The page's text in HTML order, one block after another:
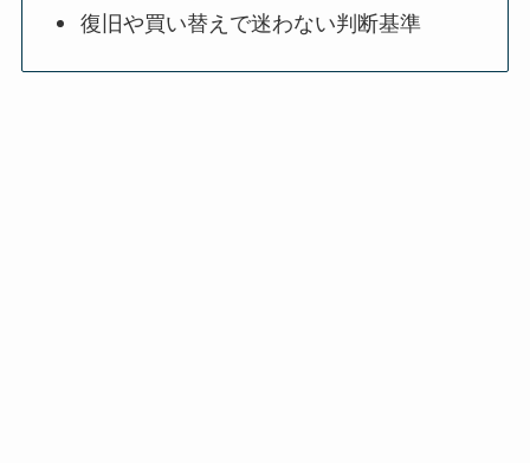
復旧や買い替えで迷わない判断基準